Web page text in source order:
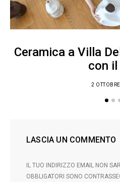
Ceramica a Villa
con il
2
LASCIA UN COMMENTO
IL TUO INDIRIZZO EMAIL NON
OBBLIGATORI SONO